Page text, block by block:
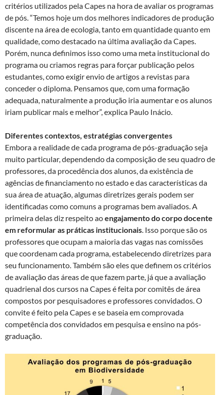
critérios utilizados pela Capes na hora de avaliar os programas
de pós. “Temos hoje um dos melhores indicadores de produção
discente na área de ecologia, tanto em quantidade quanto em
qualidade, como destacado na última avaliação da Capes.
Porém, nunca definimos isso como uma meta institucional do
programa ou criamos regras para forçar publicação pelos
estudantes, como exigir envio de artigos a revistas para
conceder o diploma. Pensamos que, com uma formação
adequada, naturalmente a produção iria aumentar e os alunos
iriam publicar mais e melhor”, explica Paulo Inácio.
Diferentes contextos, estratégias convergentes
Embora a realidade de cada programa de pós-graduação seja
muito particular, dependendo da composição de seu quadro de
professores, da procedência dos alunos, da existência de
agências de financiamento no estado e das características da
sua área de atuação, algumas diretrizes gerais podem ser
identificadas como comuns a programas bem avaliados. A
primeira delas diz respeito aoengajamento do corpo docente
em reformular as práticas institucionais. Isso porque são os
professores que ocupam a maioria das vagas nas comissões
que coordenam cada programa, estabelecendo diretrizes para
seu funcionamento. Também são eles que definem os critérios
de avaliação das áreas de que fazem parte, já que a avaliação
quadrienal dos cursos na Capes é feita por comitês de área
compostos por pesquisadores e professores convidados. O
convite é feito pela Capes e se baseia em comprovada
competência dos convidados em pesquisa e ensino na pós-
graduação.